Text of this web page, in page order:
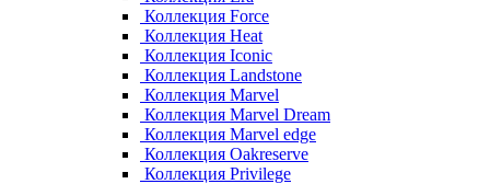
Коллекция Force
Коллекция Heat
Коллекция Iconic
Коллекция Landstone
Коллекция Marvel
Коллекция Marvel Dream
Коллекция Marvel edge
Коллекция Oakreserve
Коллекция Privilege